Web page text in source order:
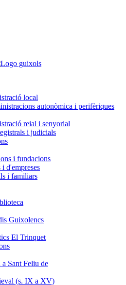
local
autonòmica i perifèriques
reial i senyorial
i judicials
i fundacions
d'empreses
i familiars
Guixolencs
El Trinquet
Sant Feliu de
(s. IX a XV)